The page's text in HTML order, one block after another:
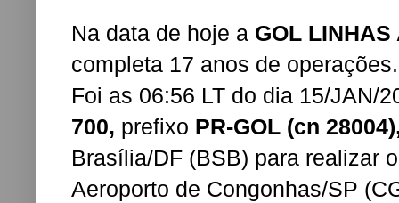
Na data de hoje a GOL LINHAS
completa 17 anos de operações.
Foi as 06:56 LT do dia 15/JAN/
700, prefixo PR-GOL (cn
Brasília/DF (BSB) para realizar
Aeroporto de Congonhas/SP